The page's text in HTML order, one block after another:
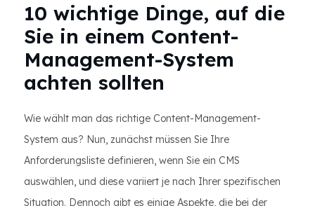
10 wichtige Dinge, auf die
Sie in einem Content-
Management-System
achten sollten
Wie wählt man das richtige Content-Management-
System aus? Nun, zunächst müssen Sie Ihre
Anforderungsliste definieren, wenn Sie ein CMS
auswählen, und diese variiert je nach Ihrer spezifischen
Situation. Dennoch gibt es einige Aspekte, die bei der